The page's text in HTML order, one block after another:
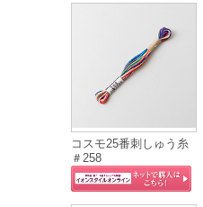
コスモ25番刺しゅう糸
＃258